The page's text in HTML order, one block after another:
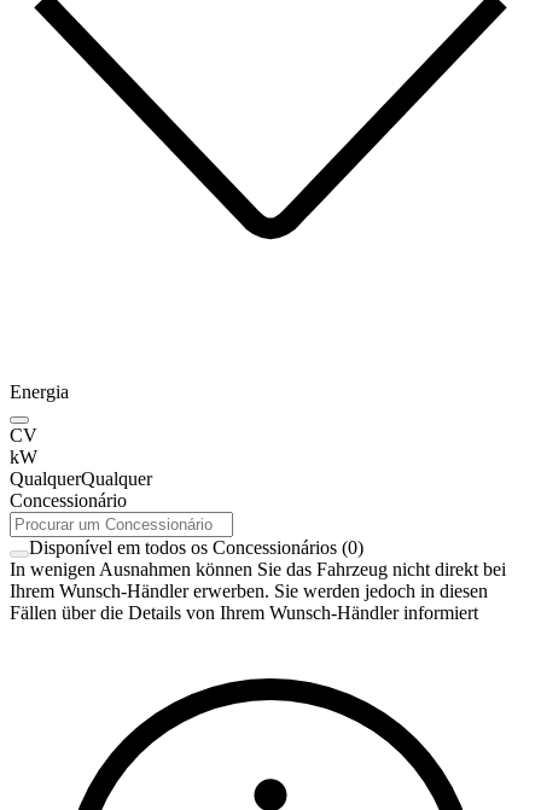
Energia
CV
kW
QualquerQualquer
Concessionário
Disponível em todos os Concessionários (0)
In wenigen Ausnahmen können Sie das Fahrzeug nicht direkt bei
Ihrem Wunsch-Händler erwerben. Sie werden jedoch in diesen
Fällen über die Details von Ihrem Wunsch-Händler informiert